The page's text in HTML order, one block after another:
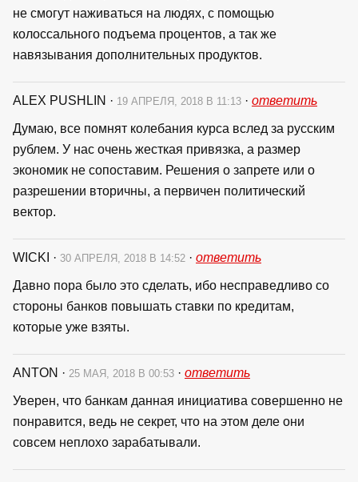
не смогут наживаться на людях, с помощью
колоссального подъема процентов, а так же
навязывания дополнительных продуктов.
ALEX PUSHLIN · 19 АПРЕЛЯ, 2018 В 11:13 · ответить
Думаю, все помнят колебания курса вслед за русским
рублем. У нас очень жесткая привязка, а размер
экономик не сопоставим. Решения о запрете или о
разрешении вторичны, а первичен политический
вектор.
WICKI · 30 АПРЕЛЯ, 2018 В 14:52 · ответить
Давно пора было это сделать, ибо несправедливо со
стороны банков повышать ставки по кредитам,
которые уже взяты.
ANTON · 25 МАЯ, 2018 В 00:53 · ответить
Уверен, что банкам данная инициатива совершенно не
понравится, ведь не секрет, что на этом деле они
совсем неплохо зарабатывали.